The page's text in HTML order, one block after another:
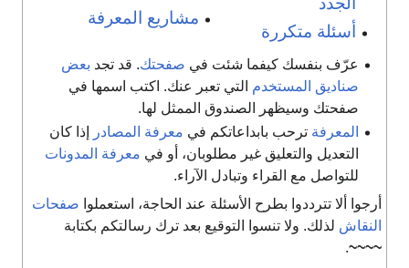
أسئلة متكررة
مشاريع المعرفة
عرّف بنفسك كيفما شئت فيصفحتك. قد تجدبعض
صناديق المستخدمالتي تعبر عنك. اكتب اسمها في
صفحتك وسيظهر الصندوق الممثل لها.
المعرفةترحب بابداعاتكم فيمعرفة المصادرإذا كان
التعديل والتعليق غير مطلوبان، أو فيمعرفة المدونات
للتواصل مع القراء وتبادل الآراء.
ألا تترددوا بطرح الأسئلة عند الحاجة، استعملواصفحات
لذلك. ولا تنسوا التوقيع بعد ترك رسالتكم بكتابة
.